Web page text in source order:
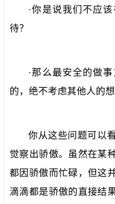
·你是说我们不应
待？
·那么最安全的做
的，绝不考虑其他人的想
你从这些问题可以
觉察出骄傲。虽然在某
都因骄傲而忙碌，但这
滴滴都是骄傲的直接结